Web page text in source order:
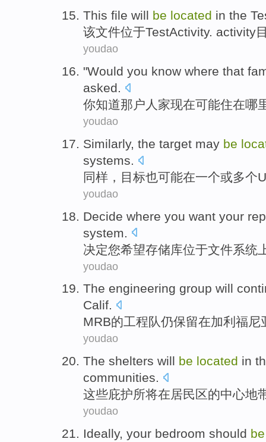
This file will be located in the
该文件位于TestActivity. activity
youdao
"Would you know where that
asked.
你知道那 户人家现在可能住在哪
youdao
Similarly, the target may be
systems.
同样 ， 目标也可能在一个或多个
youdao
Decide where you want your
system
决定您希望存储库位于文件系统
youdao
The engineering group will
Calif.
MRB的工程队仍保留在加利福尼
youdao
The shelters will be located in
communities.
这些庇护所将在居民区的中心地
youdao
Ideally, your bedroom should be